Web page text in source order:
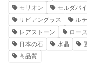
モリオン
モルダバ
リビアングラス
ル
レアストーン
ロー
日本の石
水晶
高品質